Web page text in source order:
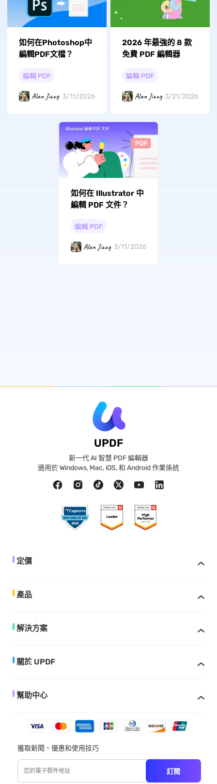
如何在Photoshop中
編輯PDF文檔？
編輯 PDF
Alan Jiang 3/11/2026
2026 年最強的 8 款
免費 PDF 編輯器
編輯 PDF
Alan Jiang 3/21/2026
如何在 Illustrator 中
編輯 PDF 文件？
編輯 PDF
Alan Jiang 3/11/2026
UPDF
新一代 AI 智慧 PDF 編輯器
適用於 Windows, Mac, iOS, 和 Android 作業係統
定價
產品
解決方案
關於 UPDF
幫助中心
獲取新聞、優惠和使用技巧
訂閱